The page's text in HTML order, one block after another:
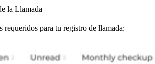
la Llamada
requeridos para tu registro de llamada: